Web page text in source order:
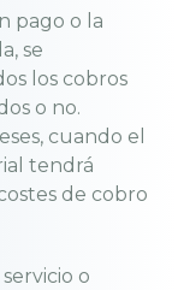
pago o la
se
los cobros
o no.
cuando el
tendrá
de cobro
o